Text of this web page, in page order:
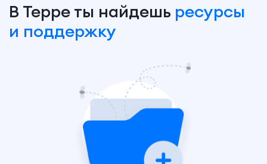
В Терре ты найдешь ресурсы
и поддержку